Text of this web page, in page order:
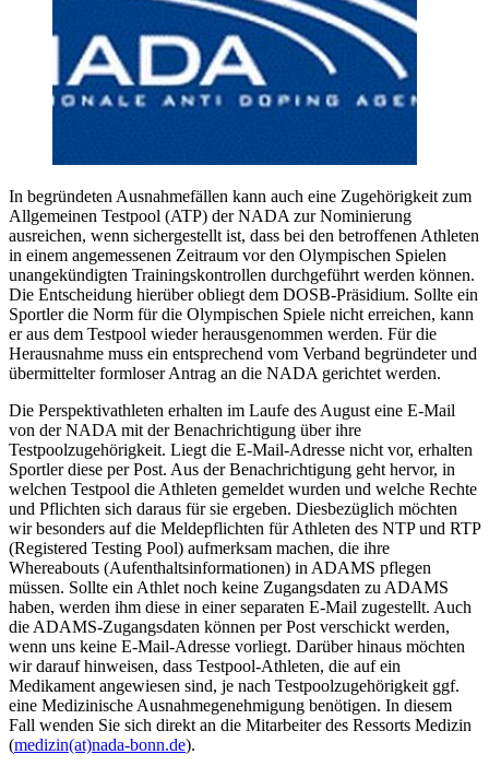
In begründeten Ausnahmefällen kann auch eine Zugehörigkeit zum
Allgemeinen Testpool (ATP) der NADA zur Nominierung
ausreichen, wenn sichergestellt ist, dass bei den betroffenen Athleten
in einem angemessenen Zeitraum vor den Olympischen Spielen
unangekündigten Trainingskontrollen durchgeführt werden können.
Die Entscheidung hierüber obliegt dem DOSB-Präsidium. Sollte ein
Sportler die Norm für die Olympischen Spiele nicht erreichen, kann
er aus dem Testpool wieder herausgenommen werden. Für die
Herausnahme muss ein entsprechend vom Verband begründeter und
übermittelter formloser Antrag an die NADA gerichtet werden.
Die Perspektivathleten erhalten im Laufe des August eine E-Mail
von der NADA mit der Benachrichtigung über ihre
Testpoolzugehörigkeit. Liegt die E-Mail-Adresse nicht vor, erhalten
Sportler diese per Post. Aus der Benachrichtigung geht hervor, in
welchen Testpool die Athleten gemeldet wurden und welche Rechte
und Pflichten sich daraus für sie ergeben. Diesbezüglich möchten
wir besonders auf die Meldepflichten für Athleten des NTP und RTP
(Registered Testing Pool) aufmerksam machen, die ihre
Whereabouts (Aufenthaltsinformationen) in ADAMS pflegen
müssen. Sollte ein Athlet noch keine Zugangsdaten zu ADAMS
haben, werden ihm diese in einer separaten E-Mail zugestellt. Auch
die ADAMS-Zugangsdaten können per Post verschickt werden,
wenn uns keine E-Mail-Adresse vorliegt. Darüber hinaus möchten
wir darauf hinweisen, dass Testpool-Athleten, die auf ein
Medikament angewiesen sind, je nach Testpoolzugehörigkeit ggf.
eine Medizinische Ausnahmegenehmigung benötigen. In diesem
Fall wenden Sie sich direkt an die Mitarbeiter des Ressorts Medizin
(medizin(at)nada-bonn.de).